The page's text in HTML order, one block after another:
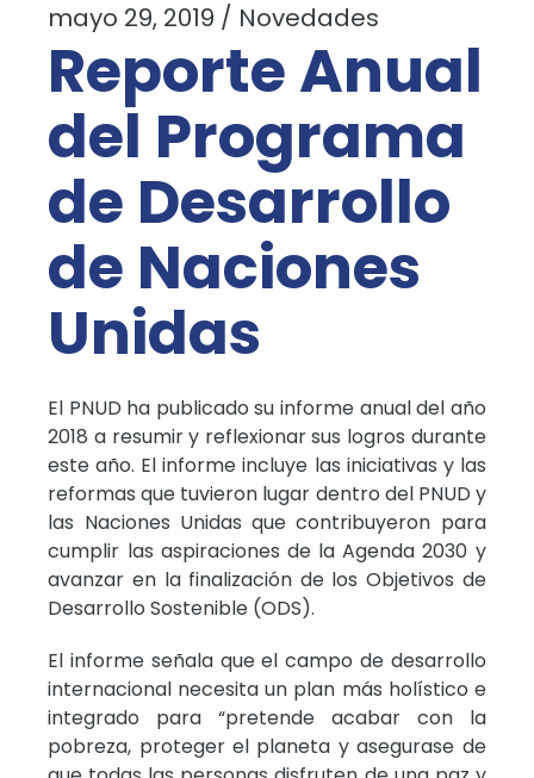
mayo 29, 2019 Novedades
Reporte Anual
del Programa
de Desarrollo
de Naciones
Unidas
El PNUD ha publicado su informe anual del año
2018 a resumir y reflexionar sus logros durante
este año. El informe incluye las iniciativas y las
reformas que tuvieron lugar dentro del PNUD y
las Naciones Unidas que contribuyeron para
cumplir las aspiraciones de la Agenda 2030 y
avanzar en la finalización de los Objetivos de
Desarrollo Sostenible (ODS).
El informe señala que el campo de desarrollo
internacional necesita un plan más holístico e
integrado para “pretende acabar con la
pobreza, proteger el planeta y asegurase de